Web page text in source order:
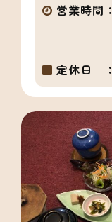
営業時間：
定休日 ：